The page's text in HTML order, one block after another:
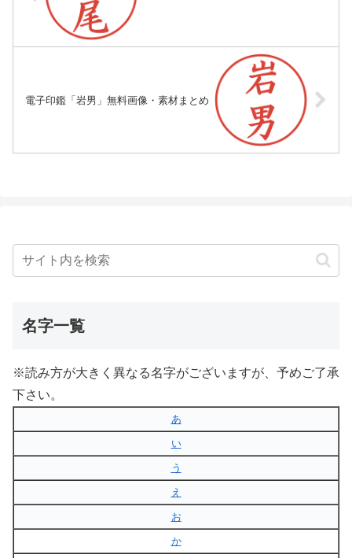
電子印鑑「岩男」無料画像・素材まとめ
名字一覧
※読み方が大きく異なる名字がございますが、予めご了承
下さい。
あ
い
う
え
お
か